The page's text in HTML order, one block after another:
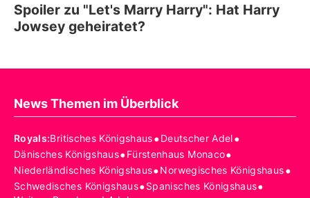
Spoiler zu "Let's Marry Harry": Hat Harry
Jowsey geheiratet?
News Themen im Überblick
Royals:Britisches Königshaus•Deutscher Adel•
Dänisches Königshaus•Fürstenhaus Monaco•
Niederländisches Königshaus•Norwegisches Königshaus•
Schwedisches Königshaus•Spanisches Königshaus•